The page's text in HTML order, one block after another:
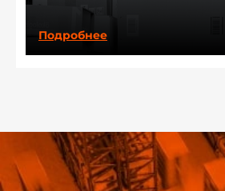
Подробнее